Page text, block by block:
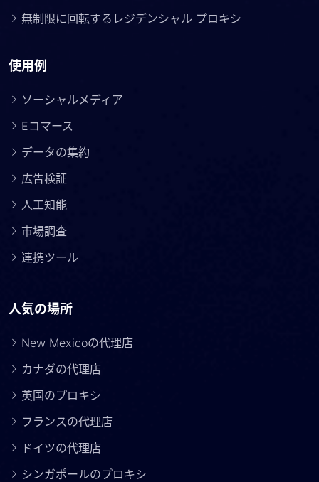
無制限に回転するレジデンシャル プロキシ
使用例
ソーシャルメディア
Eコマース
データの集約
広告検証
人工知能
市場調査
連携ツール
人気の場所
New Mexicoの代理店
カナダの代理店
英国のプロキシ
フランスの代理店
ドイツの代理店
シンガポールのプロキシ